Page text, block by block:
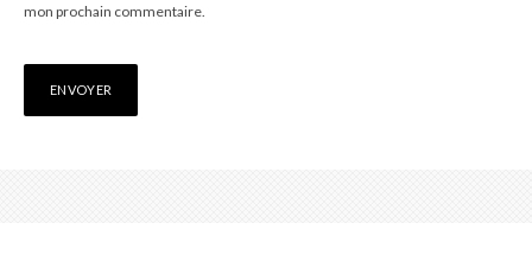
mon prochain commentaire.